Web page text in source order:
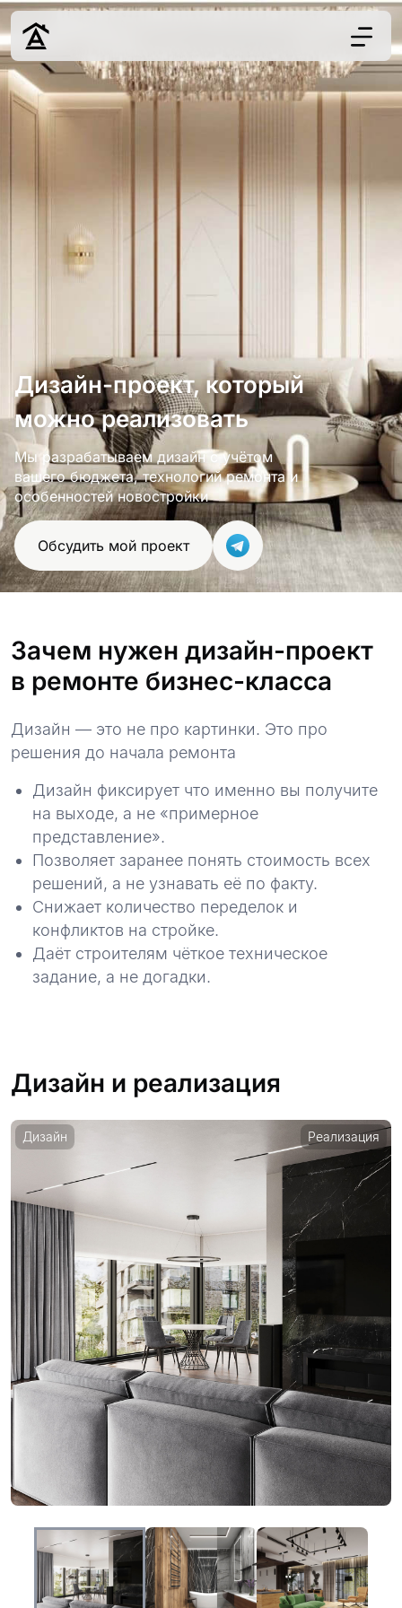
Дизайн
О нас
Обсудить проект
Дизайн-проект, который
можно реализовать
Мы разрабатываем дизайн с учётом
вашего бюджета, технологий ремонта и
особенностей новостройки
Обсудить мой проект
Зачем нужен дизайн-проект
в ремонте бизнес-класса
Дизайн — это не про картинки. Это про
решения до начала ремонта
Дизайн фиксирует что именно вы получите
на выходе, а не «примерное
представление».
Позволяет заранее понять стоимость всех
решений, а не узнавать её по факту.
Снижает количество переделок и
конфликтов на стройке.
Даёт строителям чёткое техническое
задание, а не догадки.
Дизайн и реализация
Дизайн Реализация